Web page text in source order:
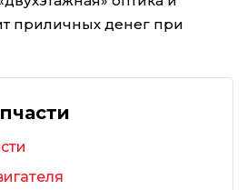
приличных денег при